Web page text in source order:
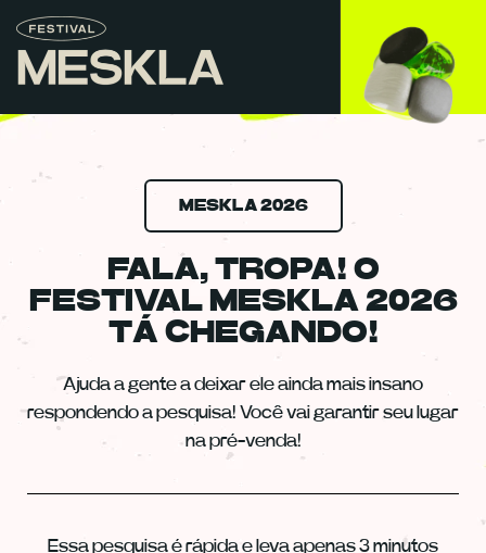
MESKLA 2026
FALA, TROPA! O
FESTIVAL MESKLA 2026
TÁ CHEGANDO!
Ajuda a gente a deixar ele ainda mais insano
respondendo a pesquisa! Você vai garantir seu lugar
na pré-venda!
Essa pesquisa é rápida e leva apenas 3 minutos